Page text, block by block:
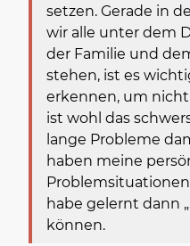
setzen. Gerade in
wir alle unter dem
der Familie und
stehen, ist es
erkennen, um
ist wohl das
lange Probleme
haben meine
habe gelernt dann
können.